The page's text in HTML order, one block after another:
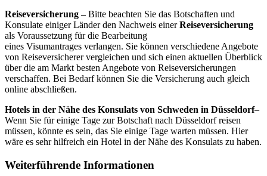
Reiseversicherung –Bitte beachten Sie das Botschaften und
Konsulate einiger Länder den Nachweis einerReiseversicherung
als Voraussetzung für die Bearbeitung
eines Visumantrages verlangen. Sie können verschiedene Angebote
von Reiseversicherer vergleichen und sich einen aktuellen Überblick
über die am Markt besten Angebote von Reiseversicherungen
verschaffen. Bei Bedarf können Sie die Versicherung auch gleich
online abschließen.
Hotels in der Nähe des Konsulats von Schweden in Düsseldorf–
Wenn Sie für einige Tage zur Botschaft nach Düsseldorf reisen
müssen, könnte es sein, das Sie einige Tage warten müssen. Hier
wäre es sehr hilfreich ein Hotel in der Nähe des Konsulats zu haben.
Weiterführende Informationen